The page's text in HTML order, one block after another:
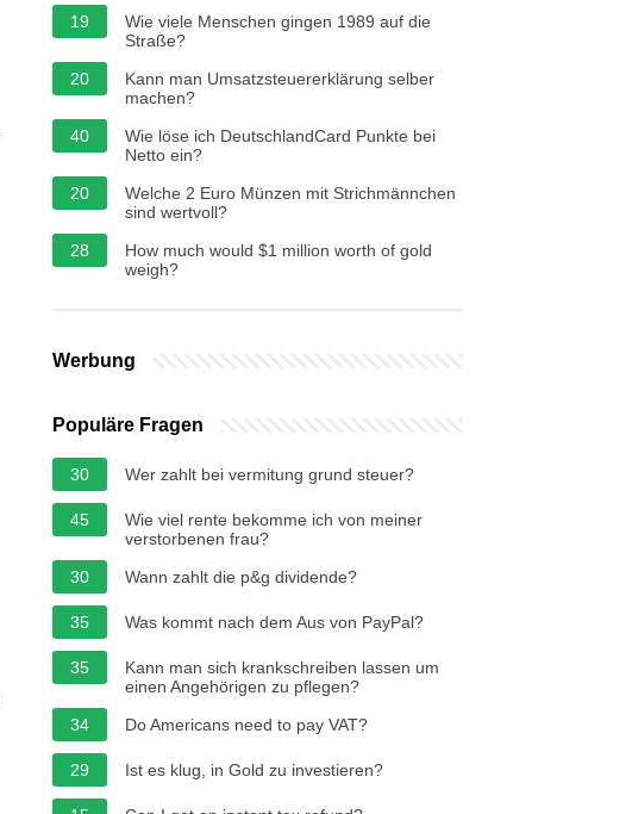
19
Wie viele Menschen gingen 1989 auf die
Straße?
20
Kann man Umsatzsteuererklärung selber
machen?
40
Wie löse ich DeutschlandCard Punkte bei
Netto ein?
20
Welche 2 Euro Münzen mit Strichmännchen
sind wertvoll?
28
How much would $1 million worth of gold
weigh?
Werbung
Populäre Fragen
30 Wer zahlt bei vermitung grund steuer?
45
Wie viel rente bekomme ich von meiner
verstorbenen frau?
30
Wann zahlt die p&g dividende?
35 Was kommt nach dem Aus von PayPal?
35
Kann man sich krankschreiben lassen um
einen Angehörigen zu pflegen?
34
Do Americans need to pay VAT?
29 Ist es klug, in Gold zu investieren?